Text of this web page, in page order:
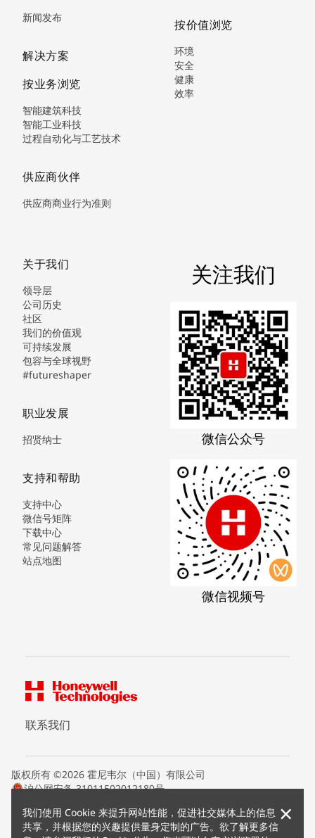
我们使用 Cookie 来提升网站性能，促进社交媒体上的信息
共享，并根据您的兴趣提供量身定制的广告。欲了解更多信×
新闻发布
解决方案
按业务浏览
智能建筑科技
智能工业科技
过程自动化与工艺技术
供应商伙伴
供应商商业行为准则
按价值浏览
环境
安全
健康
效率
关于我们
领导层
公司历史
社区
我们的价值观
可持续发展
包容与全球视野
#futureshaper
职业发展
招贤纳士
支持和帮助
支持中心
微信号矩阵
下载中心
常见问题解答
站点地图
关注我们
微信公众号
微信视频号
联系我们
版权所有 ©2026 霍尼韦尔（中国）有限公司
沪公网安备 31011502012180号
条款条约
隐私声明